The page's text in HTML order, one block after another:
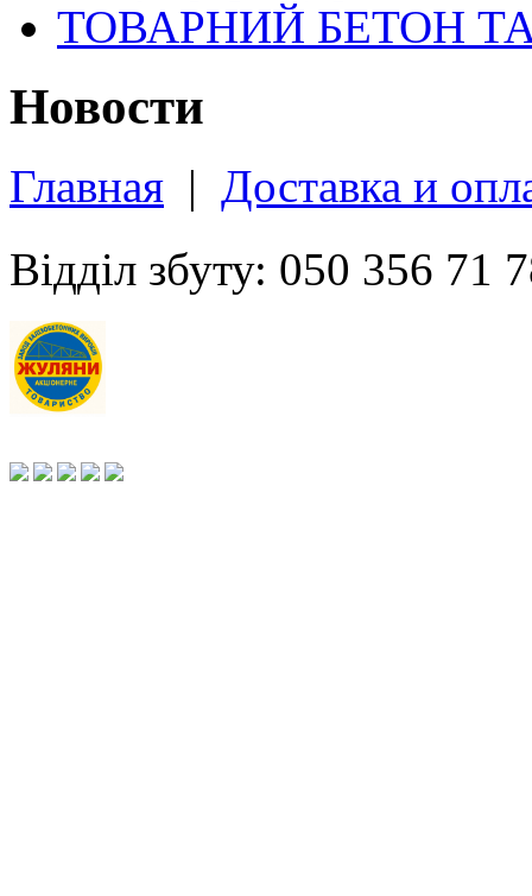
ТОВАРНИЙ БЕТОН
Новости
Главная | Доставка и
Відділ збуту: 050 356 71